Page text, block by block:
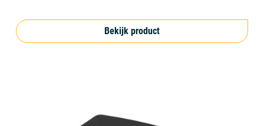
Bekijk product